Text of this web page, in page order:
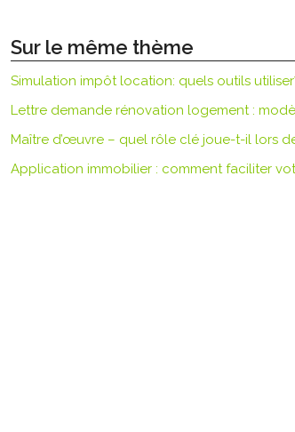
Sur le même thème
Simulation impôt location: quels outils
Lettre demande rénovation logement :
Maître d’œuvre – quel rôle clé joue-t-il lors
Application immobilier : comment faciliter